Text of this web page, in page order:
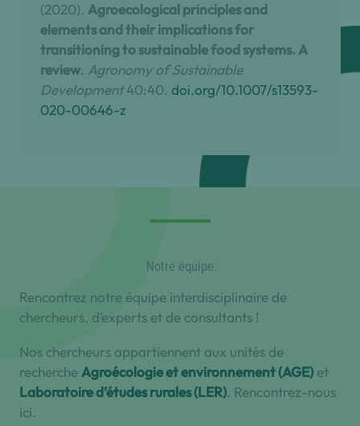
(2020). Agroecological principles and
elements and their implications for
transitioning to sustainable food systems. A
review. Agronomy of Sustainable
Development40:40. doi.org/10.1007/s13593-
020-00646-z
Notre équipe
Rencontrez notre équipe interdisciplinaire de
chercheurs, d’experts et de consultants !
Nos chercheurs appartiennent aux unités de
rechercheAgroécologie et environnement (AGE) et
Laboratoire d’études rurales (LER). Rencontrez-nous
ici.